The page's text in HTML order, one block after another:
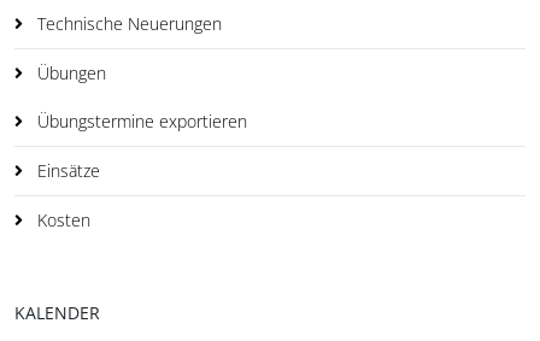
Technische Neuerungen
Übungen
Übungstermine exportieren
Einsätze
Kosten
KALENDER